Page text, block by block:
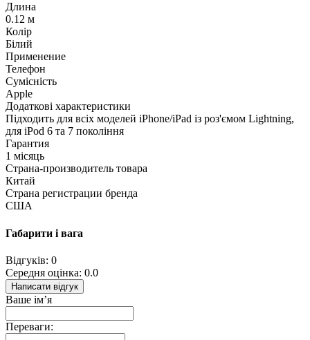
Длина
0.12 м
Колір
Білий
Применение
Телефон
Сумісність
Apple
Додаткові характеристики
Підходить для всіх моделей iPhone/iPad із роз'ємом Lightning,
для iPod 6 та 7 покоління
Гарантия
1 місяць
Страна-производитель товара
Китай
Страна регистрации бренда
США
Габарити і вага
Відгуків: 0
Середня оцінка: 0.0
Написати відгук
Ваше ім’я
Переваги: